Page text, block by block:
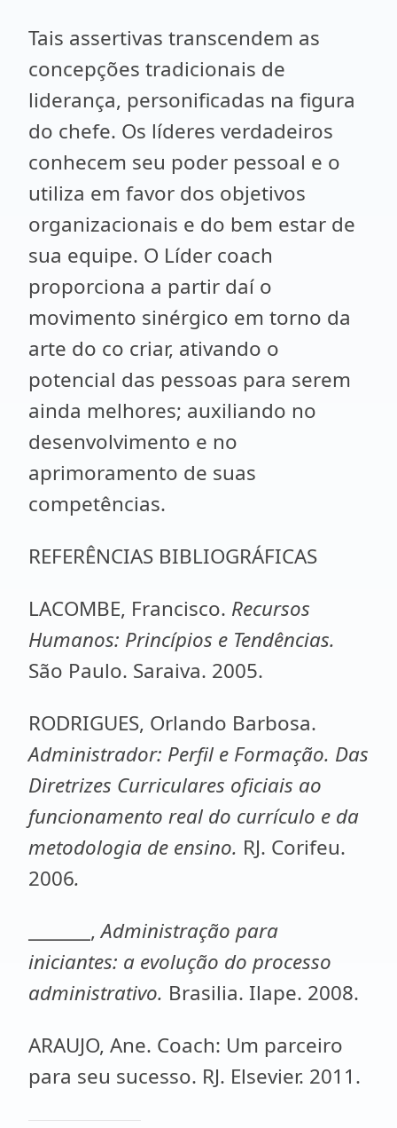
Tais assertivas transcendem as
concepções tradicionais de
liderança, personificadas na figura
do chefe. Os líderes verdadeiros
conhecem seu poder pessoal e o
utiliza em favor dos objetivos
organizacionais e do bem estar de
sua equipe. O Líder coach
proporciona a partir daí o
movimento sinérgico em torno da
arte do co criar, ativando o
potencial das pessoas para serem
ainda melhores; auxiliando no
desenvolvimento e no
aprimoramento de suas
competências.
REFERÊNCIAS BIBLIOGRÁFICAS
LACOMBE, Francisco. Recursos
Humanos: Princípios e Tendências.
São Paulo. Saraiva. 2005.
RODRIGUES, Orlando Barbosa.
Administrador: Perfil e Formação. Das
Diretrizes Curriculares oficiais ao
funcionamento real do currículo e da
metodologia de ensino. RJ. Corifeu.
2006.
_______,Administração para
iniciantes: a evolução do processo
administrativo. Brasilia. Ilape. 2008.
ARAUJO, Ane. Coach: Um parceiro
para seu sucesso. RJ. Elsevier. 2011.